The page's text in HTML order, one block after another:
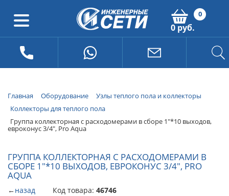
0
0 руб.
Главная Оборудование
Узлы теплого пола и коллекторы
Коллекторы для теплого пола
Группа коллекторная с расходомерами в сборе 1"*10 выходов,
евроконус 3/4", Pro Aqua
ГРУППА КОЛЛЕКТОРНАЯ С РАСХОДОМЕРАМИ В
СБОРЕ 1"*10 ВЫХОДОВ, ЕВРОКОНУС 3/4", PRO
AQUA
←назад Код товара: 46746